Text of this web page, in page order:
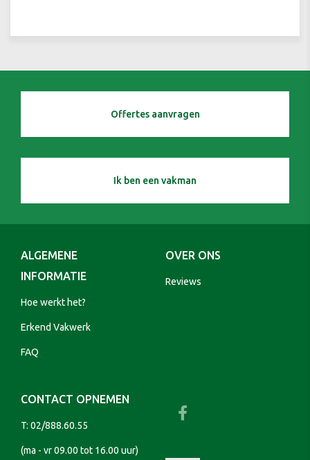
Offertes aanvragen
Ik ben een vakman
ALGEMENE
INFORMATIE
Hoe werkt het?
Erkend Vakwerk
FAQ
OVER ONS
Reviews
CONTACT OPNEMEN
T: 02/888.60.55
(ma - vr 09.00 tot 16.00 uur)